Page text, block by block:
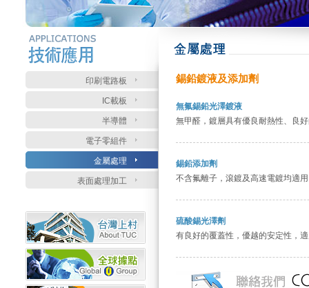
印刷電路板
IC載板
半導體
電子零組件
金屬處理
表面處理加工
錫鉛鍍液及添加劑
無氟錫鉛光澤鍍液
無甲醛，鍍層具有優良耐熱性、良
錫鉛添加劑
不含氟離子，滾鍍及高速電鍍均適
硫酸錫光澤劑
有良好的覆蓋性，優越的安定性，